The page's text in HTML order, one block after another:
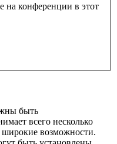
на конференции в этот
быть
всего несколько
широкие возможности.